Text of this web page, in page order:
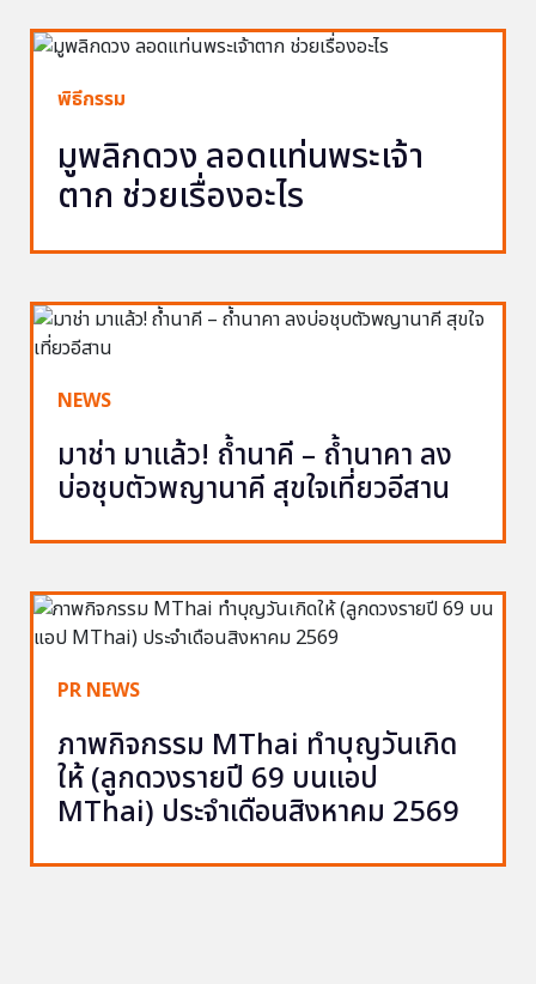
พิธีกรรม
มูพลิกดวง ลอดแท่นพระเจ้า
ตาก ช่วยเรื่องอะไร
NEWS
มาช่า มาแล้ว! ถ้ำนาคี – ถ้ำนาคา ลง
บ่อชุบตัวพญานาคี สุขใจเที่ยวอีสาน
PR NEWS
ภาพกิจกรรม MThai ทำบุญวันเกิด
ให้ (ลูกดวงรายปี 69 บนแอป
MThai) ประจำเดือนสิงหาคม 2569